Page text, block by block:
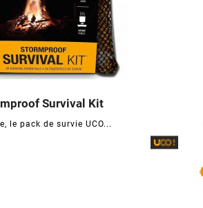
Survival Kit
le pack de survie UCO...
  